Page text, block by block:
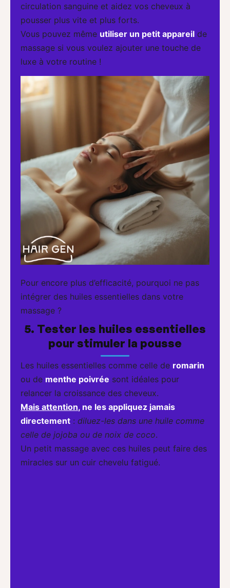
circulation sanguine et aidez vos cheveux à
pousser plus vite et plus forts.
Vous pouvez même utiliser un petit appareil de
massage si vous voulez ajouter une touche de
luxe à votre routine !
Pour encore plus d’efficacité, pourquoi ne pas
intégrer des huiles essentielles dans votre
massage ?
5. Tester les huiles essentielles
pour stimuler la pousse
Les huiles essentielles comme celle de romarin
ou de menthe poivrée sont idéales pour
relancer la croissance des cheveux.
Mais attention, ne les appliquez jamais
directement : diluez-les dans une huile comme
celle de jojoba ou de noix de coco.
Un petit massage avec ces huiles peut faire des
miracles sur un cuir chevelu fatigué.